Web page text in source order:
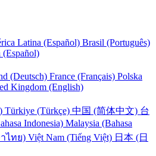
Latina (Español) Brasil (Português)
(Español)
(Deutsch) France (Français) Polska
Kingdom (English)
UAE (عربي) Türkiye (Türkçe) 中国 (简体中文) 台
Indonesia) Malaysia (Bahasa
ไทย) Việt Nam (Tiếng Việt) 日本 (日